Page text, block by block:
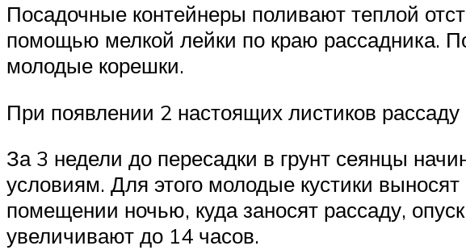
Посадочные контейнеры поливают теплой
помощью мелкой лейки по краю рассадника.
молодые корешки.
При появлении 2 настоящих листиков
За 3 недели до пересадки в грунт сеянцы
условиям. Для этого молодые кустики
помещении ночью, куда заносят рассаду,
увеличивают до 14 часов.